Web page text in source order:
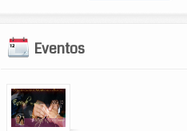
Eventos